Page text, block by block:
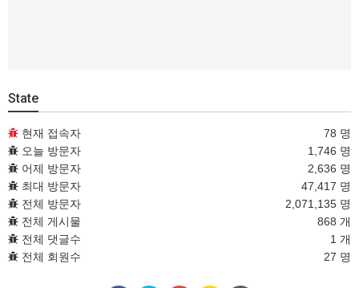
State
현재 접속자
78 명
오늘 방문자
1,746 명
어제 방문자
2,636 명
최대 방문자
47,417 명
전체 방문자
2,071,135 명
전체 게시물
868 개
전체 댓글수
1 개
전체 회원수
27 명